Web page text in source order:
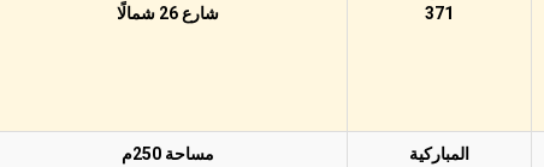
371
شارع 26 شمالًا
المباركية
مساحة 250م